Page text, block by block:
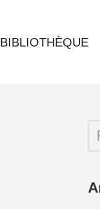
BIBLIOTHÈQUE